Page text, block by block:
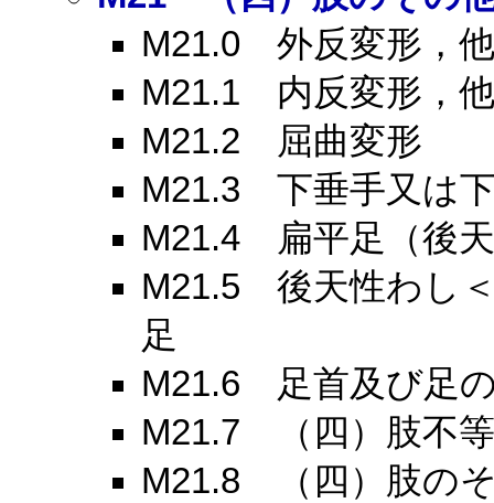
M21.0 外反変形，
M21.1 内反変形，
M21.2 屈曲変形
M21.3 下垂手又は
M21.4 扁平足（後
M21.5 後天性わし
足
M21.6 足首及び足
M21.7 （四）肢不
M21.8 （四）肢の